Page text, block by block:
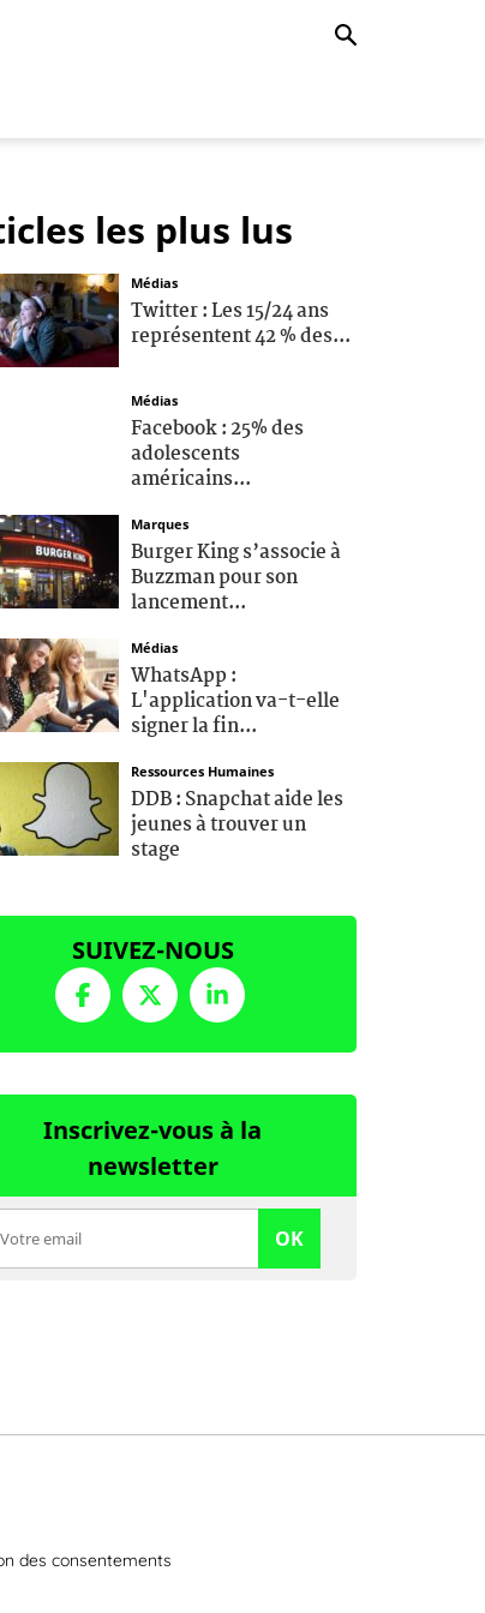
les plus lus
Médias
Twitter : Les 15/24 ans
représentent 42 % des...
Médias
Facebook : 25% des
adolescents
américains...
Marques
Burger King s’associe à
Buzzman pour son
lancement...
Médias
WhatsApp :
L'application va-t-elle
signer la fin...
Ressources Humaines
DDB : Snapchat aide les
jeunes à trouver un
stage
SUIVEZ-NOUS
Inscrivez-vous à la
newsletter
OK
des consentements